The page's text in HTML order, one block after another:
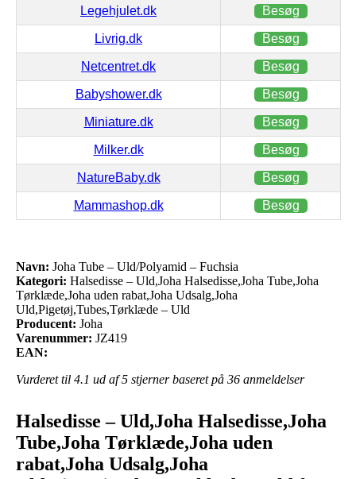
Legehjulet.dk Besøg
Livrig.dk Besøg
Netcentret.dk Besøg
Babyshower.dk Besøg
Miniature.dk Besøg
Milker.dk Besøg
NatureBaby.dk Besøg
Mammashop.dk Besøg
Navn: Joha Tube – Uld/Polyamid – Fuchsia
Kategori: Halsedisse – Uld,Joha Halsedisse,Joha Tube,Joha
Tørklæde,Joha uden rabat,Joha Udsalg,Joha
Uld,Pigetøj,Tubes,Tørklæde – Uld
Producent: Joha
Varenummer: JZ419
EAN:
Vurderet til 4.1 ud af 5 stjerner baseret på 36 anmeldelser
Halsedisse – Uld,Joha Halsedisse,Joha
Tube,Joha Tørklæde,Joha uden
rabat,Joha Udsalg,Joha